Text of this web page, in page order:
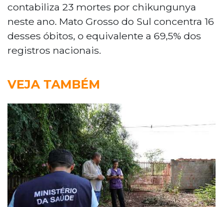
contabiliza 23 mortes por chikungunya
neste ano. Mato Grosso do Sul concentra 16
desses óbitos, o equivalente a 69,5% dos
registros nacionais.
VEJA TAMBÉM